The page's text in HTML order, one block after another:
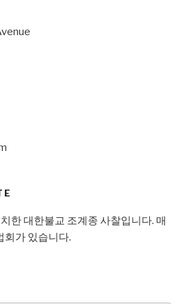
한 대한불교 조계종 사찰입니다. 매
회가 있습니다.